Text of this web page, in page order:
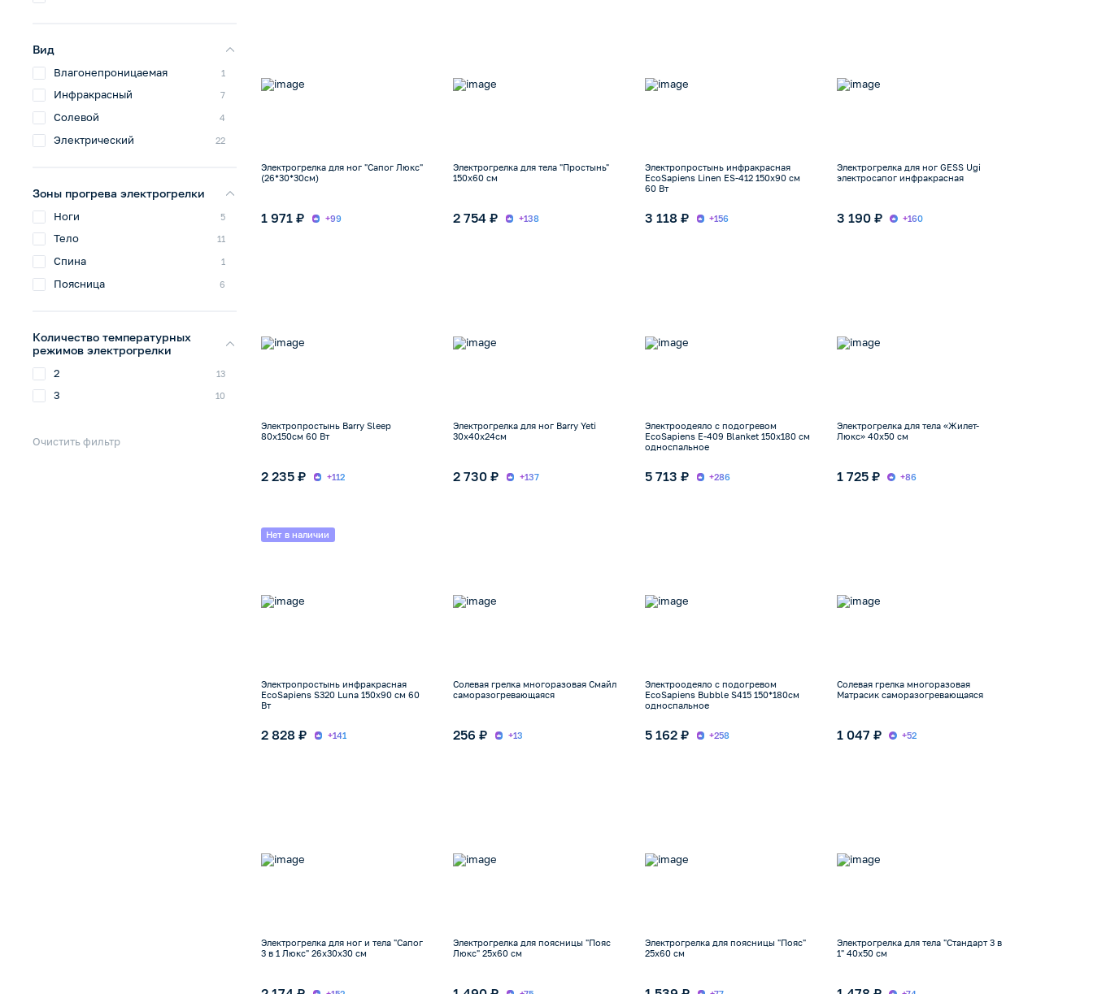
Вид
Влагонепроницаемая 1
Инфракрасный 7
Солевой 4
Электрический 22
Зоны прогрева электрогрелки
Ноги 5
Тело 11
Спина 1
Поясница 6
Количество температурных
режимов электрогрелки
2 13
3 10
Очистить фильтр
Электрогрелка для ног "Сапог Люкс"
(26*30*30см)
1 971 ₽ +99
Электрогрелка для тела "Простынь"
150х60 см
2 754 ₽ +138
Электропростынь инфракрасная
EcoSapiens Linen ES-412 150х90 см
60 Вт
3 118 ₽ +156
Электрогрелка для ног GESS Ugi
электросапог инфракрасная
3 190 ₽ +160
Электропростынь Barry Sleep
80х150см 60 Вт
2 235 ₽ +112
Электрогрелка для ног Barry Yeti
30х40х24см
2 730 ₽ +137
Электроодеяло с подогревом
EcoSapiens E-409 Blanket 150х180 см
односпальное
5 713 ₽ +286
Электрогрелка для тела «Жилет-
Люкс» 40х50 см
1 725 ₽ +86
Нет в наличии
Электропростынь инфракрасная
EcoSapiens S320 Luna 150x90 см 60
Вт
2 828 ₽ +141
Солевая грелка многоразовая Смайл
саморазогревающаяся
256 ₽ +13
Электроодеяло с подогревом
EcoSapiens Bubble S415 150*180см
односпальное
5 162 ₽ +258
Солевая грелка многоразовая
Матрасик саморазогревающаяся
1 047 ₽ +52
Электрогрелка для ног и тела "Сапог
3 в 1 Люкс" 26х30х30 см
Электрогрелка для поясницы "Пояс
Люкс" 25х60 см
Электрогрелка для поясницы "Пояс"
25х60 см
Электрогрелка для тела "Стандарт 3 в
1" 40х50 см